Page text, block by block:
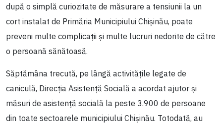
după o simplă curiozitate de măsurare a tensiunii la un
cort instalat de Primăria Municipiului Chișinău, poate
preveni multe complicații și multe lucruri nedorite de către
o persoană sănătoasă.
Săptămâna trecută, pe lângă activitățile legate de
caniculă, Direcția Asistență Socială a acordat ajutor și
măsuri de asistență socială la peste 3.900 de persoane
din toate sectoarele municipiului Chișinău. Totodată, au